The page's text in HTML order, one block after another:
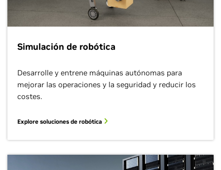
Simulación de robótica
Desarrolle y entrene máquinas autónomas para
mejorar las operaciones y la seguridad y reducir los
costes.
Explore soluciones de robótica